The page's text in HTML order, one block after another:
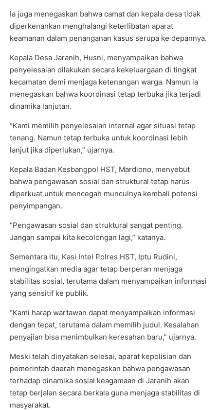
Ia juga menegaskan bahwa camat dan kepala desa tidak
diperkenankan menghalangi keterlibatan aparat
keamanan dalam penanganan kasus serupa ke depannya.
Kepala Desa Jaranih, Husni, menyampaikan bahwa
penyelesaian dilakukan secara kekeluargaan di tingkat
kecamatan demi menjaga ketenangan warga. Namun ia
menegaskan bahwa koordinasi tetap terbuka jika terjadi
dinamika lanjutan.
“Kami memilih penyelesaian internal agar situasi tetap
tenang. Namun tetap terbuka untuk koordinasi lebih
lanjut jika diperlukan,” ujarnya.
Kepala Badan Kesbangpol HST, Mardiono, menyebut
bahwa pengawasan sosial dan struktural tetap harus
diperkuat untuk mencegah munculnya kembali potensi
penyimpangan.
“Pengawasan sosial dan struktural sangat penting.
Jangan sampai kita kecolongan lagi,” katanya.
Sementara itu, Kasi Intel Polres HST, Iptu Rudini,
mengingatkan media agar tetap berperan menjaga
stabilitas sosial, terutama dalam menyampaikan informasi
yang sensitif ke publik.
“Kami harap wartawan dapat menyampaikan informasi
dengan tepat, terutama dalam memilih judul. Kesalahan
penyajian bisa menimbulkan keresahan baru,” ujarnya.
Meski telah dinyatakan selesai, aparat kepolisian dan
pemerintah daerah menegaskan bahwa pengawasan
terhadap dinamika sosial keagamaan di Jaranih akan
tetap berjalan secara berkala guna menjaga stabilitas di
masyarakat.